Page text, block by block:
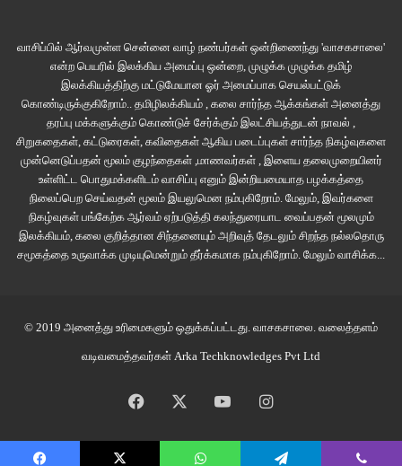
கொரானா தொற்றைக் கட்டுப்படுத்த தமிழக அரசின் சுகாதாரத்துறை, குடிசை
மாற்று வாரியம், சென்னை மாநகராட்சி ஆகிய மூன்று துறைகளும்
ஒருங்கிணைந்து செயல்படுவதுபோலத் தெரியவில்லை. உண்மையிலேயே
ஒருங்கிணைந்து செயல்பட்டிருந்தால் கொரோனா பரவல் உச்சத்திலிருக்கும்
பகுதியில் வீடு இல்லாமல் பேருந்து நிலையத்தில் பாலம்மாள் படுத்துக் கிடக்க
மாட்டார். கொரோனா சிகிச்சை மையத்திலிருந்து ஒருவர் ஜன்னல் வழியே
தும்மினால் அவரின் எச்சில் துளிகள் படும் அளவிற்கு கீழே தகரக் கொட்டகையில்
மக்கள் வசிக்கும் அடர்த்தியான இடத்தில் கொரோனா சிகிச்சை மையத்திற்கு
அனுமதி அளித்திருக்கமாட்டார்கள்.
வேலைய. இந்த பிளாக்லதான் இப்ப பெருக்குற வேலை. நான் குடியிருக்க
மாறுமோ… மறக்காம போராட்டத் தேதிய மட்டும் முன்னாடியே சொல்லிடுங்க.
கஷ்டப்படனுமா..?”
வாசிப்பில் ஆர்வமுள்ள சென்னை வாழ் நண்பர்கள் ஒன்றிணைந்து 'வாசகசாலை'
என்ற பெயரில் இலக்கிய அமைப்பு ஒன்றை, முழுக்க முழுக்க தமிழ்
இலக்கியத்திற்கு மட்டுமேயான ஓர் அமைப்பாக செயல்பட்டுக்
கொண்டிருக்குகிறோம்.. தமிழிலக்கியம் , கலை சார்ந்த ஆக்கங்கள் அனைத்து
தரப்பு மக்களுக்கும் கொண்டுச் சேர்க்கும் இலட்சியத்துடன் நாவல் ,
சிறுகதைகள், கட்டுரைகள், கவிதைகள் ஆகிய படைப்புகள் சார்ந்த நிகழ்வுகளை
முன்னெடுப்பதன் மூலம் குழந்தைகள் ,மாணவர்கள் , இளைய தலைமுறையினர்
உள்ளிட்ட பொதுமக்களிடம் வாசிப்பு எனும் இன்றியமையாத பழக்கத்தை
நிலைப்பெற செய்வதன் மூலம் இயலுமென நம்புகிறோம். மேலும், இவர்களை
நிகழ்வுகள் பங்கேற்க ஆர்வம் ஏற்படுத்தி கலந்துரையாட வைப்பதன் மூலமும்
இலக்கியம், கலை குறித்தான சிந்தனையும் அறிவுத் தேடலும் சிறந்த நல்லதொரு
சமூகத்தை உருவாக்க முடியுமென்றும் தீர்க்கமாக நம்புகிறோம். மேலும் வாசிக்க...
© 2019 அனைத்து உரிமைகளும் ஒதுக்கப்பட்டது. வாசகசாலை . வலைத்தளம்
வடிவமைத்தவர்கள் Arka Techknowledges Pvt Ltd
Facebook YouTubeInstagram